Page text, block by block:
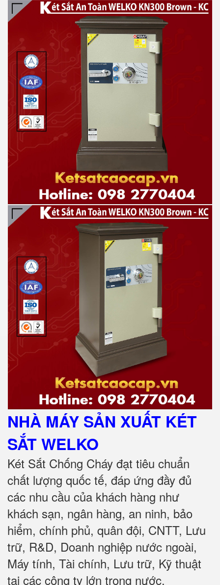
NHÀ MÁY SẢN XUẤT KÉT
SẮTWELKO
Két Sắt Chống Cháy đạt tiêu chuẩn
chất lượng quốc tế, đáp ứng đầy đủ
các nhu cầu của khách hàng như
khách sạn, ngân hàng, an ninh, bảo
hiểm, chính phủ, quân đội, CNTT, Lưu
trữ, R&D, Doanh nghiệp nước ngoài,
Máy tính, Tài chính, Lưu trữ, Kỹ thuật
tại các công ty lớn trong nước.